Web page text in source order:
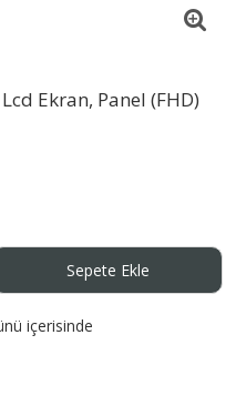
Ekran, Panel (FHD)
Sepete Ekle
içerisinde